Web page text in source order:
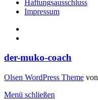
Haftungsausschluss
Impressum
der-muko-coach
Olsen WordPress Theme von
Menü schließen